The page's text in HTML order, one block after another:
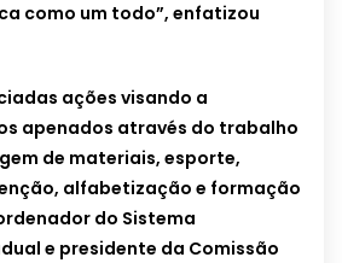
como um todo”, enfatizou
ações visando a
apenados através do trabalho
de materiais, esporte,
alfabetização e formação
do Sistema
e presidente da Comissão